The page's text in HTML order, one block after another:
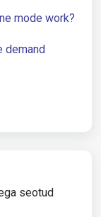
mode work?
demand
seotud